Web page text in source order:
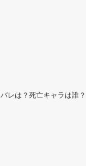
レは？死亡キャラは誰？